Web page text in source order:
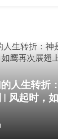
人生转折
| 风起时，